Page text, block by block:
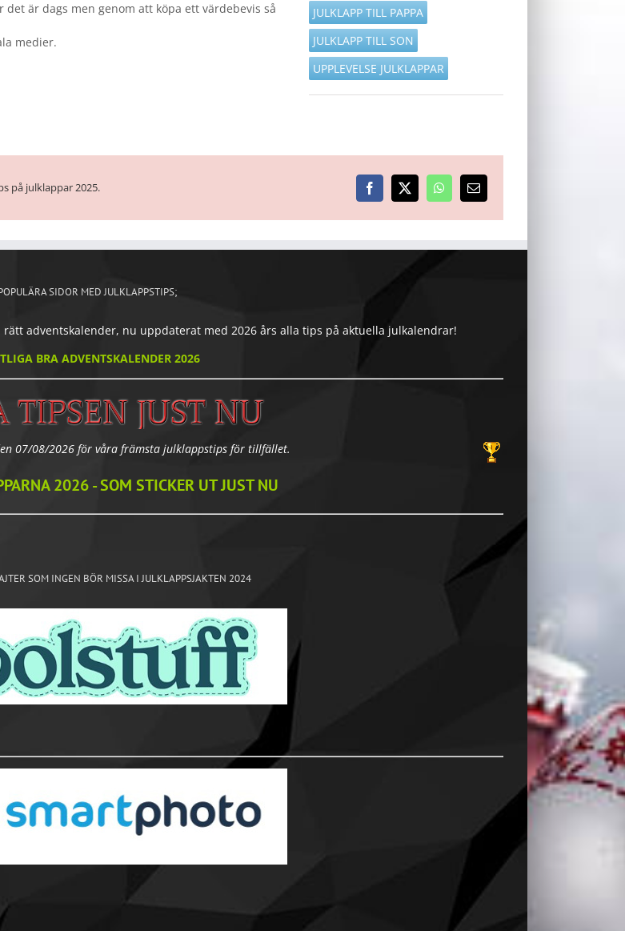
är dags men genom att köpa ett värdebevis så
medier.
JULKLAPP TILL PAPPA
JULKLAPP TILL SON
UPPLEVELSE JULKLAPPAR
på julklappar 2025. Facebook
X WhatsApp
E-
post
SIDOR MED JULKLAPPSTIPS;
adventskalender, nu uppdaterat med 2026 års alla tips på aktuella julkalendrar!
BRA ADVENTSKALENDER 2026
07/08/2026 för våra främsta julklappstips för tillfället.
2026 - SOM STICKER UT JUST NU
SOM INGEN BÖR MISSA I JULKLAPPSJAKTEN 2024